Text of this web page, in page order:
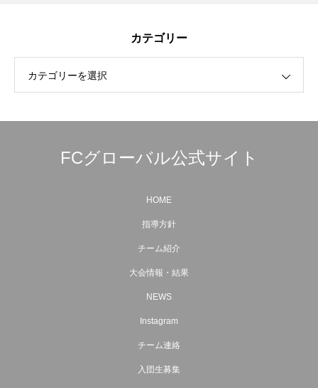
カテゴリー
カテゴリーを選択
FCグローバル公式サイト
HOME
指導方針
チーム紹介
大会情報・結果
NEWS
Instagram
チーム連絡
入団生募集